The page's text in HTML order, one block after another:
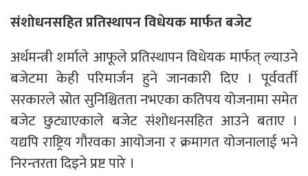
संशोधनसहित प्रतिस्थापन विधेयक मार्फत बजेट
अर्थमन्त्री शर्माले आफूले प्रतिस्थापन विधेयक मार्फत् ल्याउने
बजेटमा केही परिमार्जन हुने जानकारी दिए । पूर्ववर्ती
सरकारले स्रोत सुनिश्चितता नभएका कतिपय योजनामा समेत
बजेट छुट्याएकाले बजेट संशोधनसहित आउने बताए ।
यद्यपि राष्ट्रिय गौरवका आयोजना र क्रमागत योजनालाई भने
निरन्तरता दिइने प्रष्ट पारे ।